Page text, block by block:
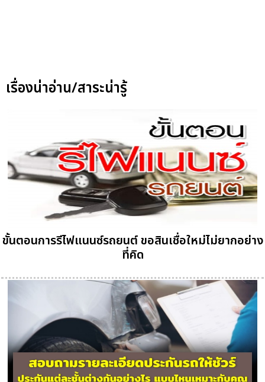
เรื่องน่าอ่าน/สาระน่ารู้
ขั้นตอนการรีไฟแนนซ์รถยนต์ ขอสินเชื่อใหม่ไม่ยากอย่าง
ที่คิด